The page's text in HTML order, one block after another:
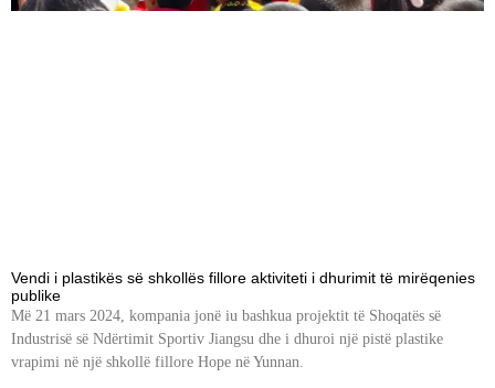
Vendi i plastikës së shkollës fillore aktiviteti i dhurimit të mirëqenies
publike
Më 21 mars 2024, kompania jonë iu bashkua projektit të Shoqatës së
Industrisë së Ndërtimit Sportiv Jiangsu dhe i dhuroi një pistë plastike
vrapimi në një shkollë fillore Hope në Yunnan.